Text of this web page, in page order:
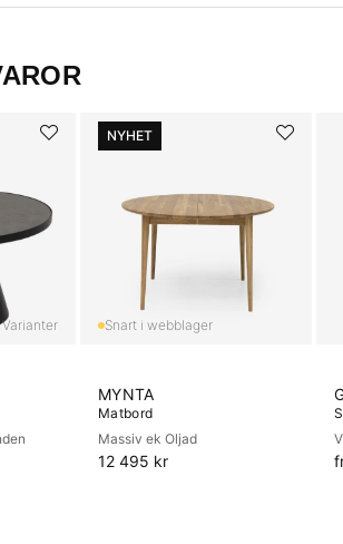
NYHET
MYNTA
Matbord
Massiv ek Oljad
12 495 kr